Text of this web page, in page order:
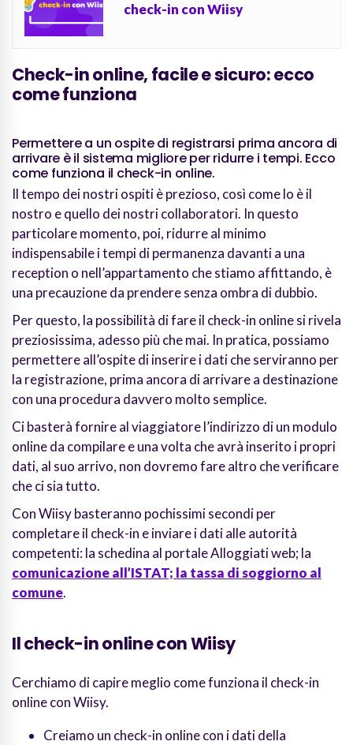
check-in con Wiisy
Check-in online, facile e sicuro: ecco
come funziona
Permettere a un ospite di registrarsi prima ancora di
arrivare è il sistema migliore per ridurre i tempi. Ecco
come funziona il check-in online.
Il tempo dei nostri ospiti è prezioso, così come lo è il
nostro e quello dei nostri collaboratori. In questo
particolare momento, poi, ridurre al minimo
indispensabile i tempi di permanenza davanti a una
reception o nell’appartamento che stiamo affittando, è
una precauzione da prendere senza ombra di dubbio.
Per questo, la possibilità di fare il check-in online si rivela
preziosissima, adesso più che mai. In pratica, possiamo
permettere all’ospite di inserire i dati che serviranno per
la registrazione, prima ancora di arrivare a destinazione
con una procedura davvero molto semplice.
Ci basterà fornire al viaggiatore l’indirizzo di un modulo
online da compilare e una volta che avrà inserito i propri
dati, al suo arrivo, non dovremo fare altro che verificare
che ci sia tutto.
Con Wiisy basteranno pochissimi secondi per
completare il check-in e inviare i dati alle autorità
competenti: la schedina al portale Alloggiati web; la
comunicazione all’ISTAT; la tassa di soggiorno al
comune.
Il check-in online con Wiisy
Cerchiamo di capire meglio come funziona il check-in
online con Wiisy.
Creiamo un check-in online con i dati della